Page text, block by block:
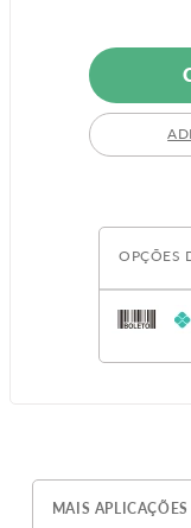
OPÇÕES
MAIS APLICAÇÕES